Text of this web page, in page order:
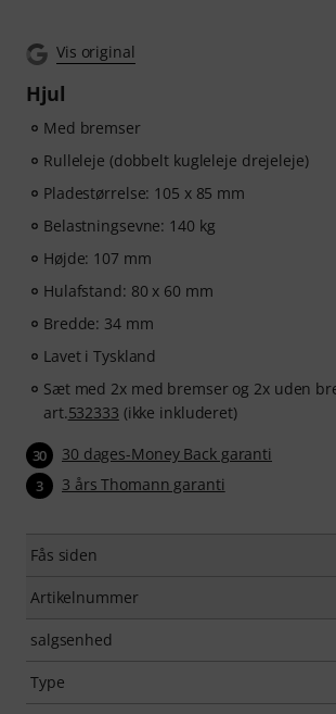
Vis original
Hjul
Med bremser
Rulleleje (dobbelt kugleleje drejeleje)
Pladestørrelse: 105 x 85 mm
Belastningsevne: 140 kg
Højde: 107 mm
Hulafstand: 80 x 60 mm
Bredde: 34 mm
Lavet i Tyskland
Sæt med 2x med bremser og 2x uden
art.532333 (ikke inkluderet)
30 30 dages-Money Back garanti
3 3 års Thomann garanti
Fås siden
Artikelnummer
salgsenhed
Type